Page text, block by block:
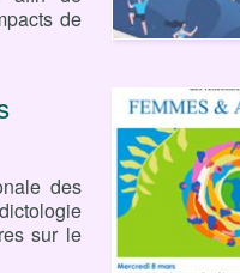
de
des
sur le